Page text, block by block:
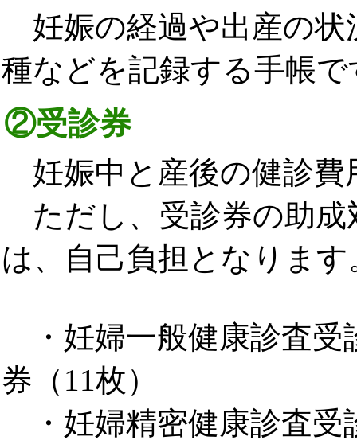
妊娠の経過や出産の状
種などを記録する手帳で
②受診券
妊娠中と産後の健診費
ただし、受診券の助成
は、自己負担となります
・妊婦一般健康診査受
券（11枚）
・妊婦精密健康診査受